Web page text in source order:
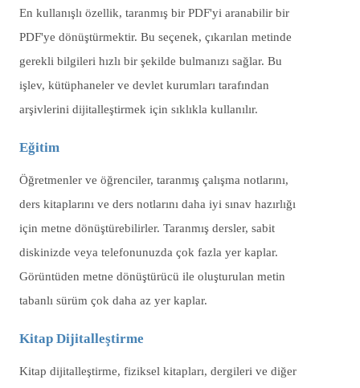
En kullanışlı özellik, taranmış bir PDF'yi aranabilir bir
PDF'ye dönüştürmektir. Bu seçenek, çıkarılan metinde
gerekli bilgileri hızlı bir şekilde bulmanızı sağlar. Bu
işlev, kütüphaneler ve devlet kurumları tarafından
arşivlerini dijitalleştirmek için sıklıkla kullanılır.
Eğitim
Öğretmenler ve öğrenciler, taranmış çalışma notlarını,
ders kitaplarını ve ders notlarını daha iyi sınav hazırlığı
için metne dönüştürebilirler. Taranmış dersler, sabit
diskinizde veya telefonunuzda çok fazla yer kaplar.
Görüntüden metne dönüştürücü ile oluşturulan metin
tabanlı sürüm çok daha az yer kaplar.
Kitap Dijitalleştirme
Kitap dijitalleştirme, fiziksel kitapları, dergileri ve diğer